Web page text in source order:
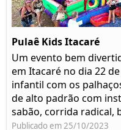
Pulaê Kids Itacaré
Um evento bem
em Itacaré no dia 22
infantil com os
de alto padrão com
sabão, corrida radical,
Publicado em 25/10/2023